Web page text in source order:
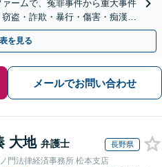
ームで、冤罪事件から重大事件
盗・詐欺・暴行・傷害・痴漢・
可能です！
を見る
メールでお問い合わせ
大地 弁護士 長野県
門法律経済事務所 松本支店